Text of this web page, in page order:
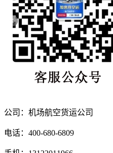
公司：机场航空货运公司
电话：400-680-6809